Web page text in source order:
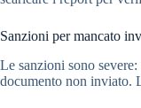
Sanzioni per mancato
Le sanzioni sono
documento non inviato.